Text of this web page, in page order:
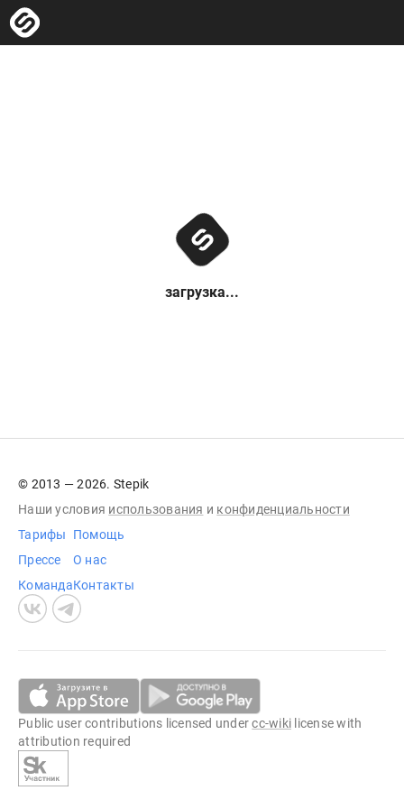
загрузка...
© 2013 — 2026. Stepik
Наши условия использования и конфиденциальности
Тарифы
Прессе
Команда
Помощь
О нас
Контакты
Public user contributions licensed undercc-wiki license with
attribution required